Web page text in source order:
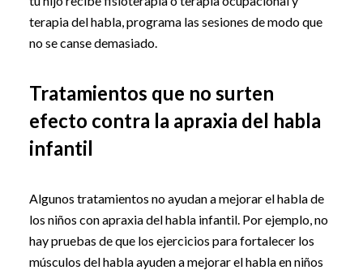
terapia del habla, programa las sesiones de modo que
no se canse demasiado.
Tratamientos que no surten
efecto contra la apraxia del habla
infantil
Algunos tratamientos no ayudan a mejorar el habla de
los niños con apraxia del habla infantil. Por ejemplo, no
hay pruebas de que los ejercicios para fortalecer los
músculos del habla ayuden a mejorar el habla en niños